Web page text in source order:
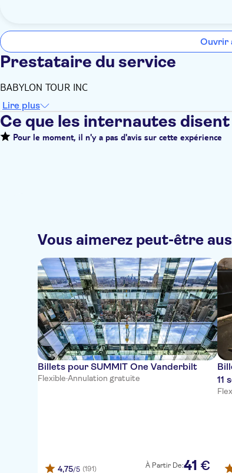
Ouvrir
Prestataire du service
BABYLON TOUR INC
Lire plus
Ce que les internautes
Pour le moment, il n'y a pas d'avis sur cette expérience
Vous aimerez peut-être
Billets pour SUMMIT One Vanderbilt
Flexible·Annulation gratuite
4,75/5 (191) À Partir De:41 €
11